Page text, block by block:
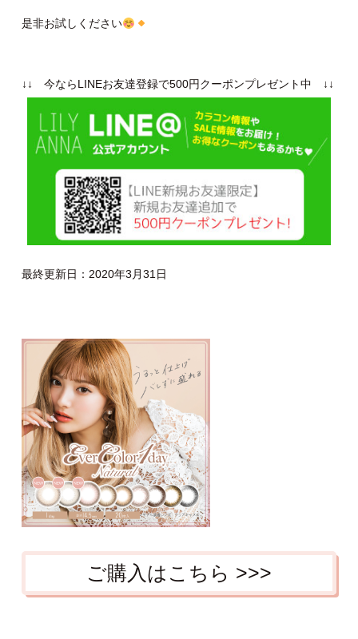
是非お試しください
↓↓ 今ならLINEお友達登録で500円クーポンプレゼント中 ↓↓
最終更新日：2020年3月31日
ご購入はこちら >>>